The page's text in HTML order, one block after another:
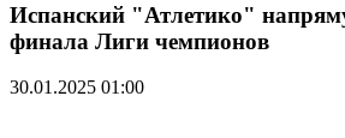
Испанский "Атлетико"
финала Лиги чемпионов
30.01.2025 01:00